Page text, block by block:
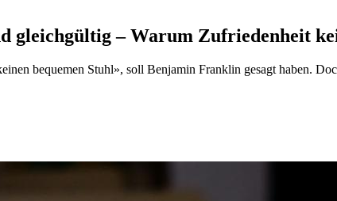
gleichgültig – Warum Zufriedenheit
bequemen Stuhl», soll Benjamin Franklin gesagt haben.